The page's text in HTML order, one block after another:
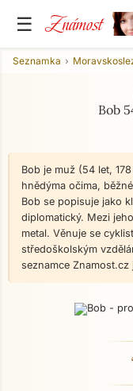
☰ Známost
Seznamka
Bob
Bob je muž (54 let,
hnědýma očima,
Bob se popisuje jako
diplomatický. Mezi
metal. Věnuje se
středoškolským
seznamce Znamost.cz
O mně - seznamka